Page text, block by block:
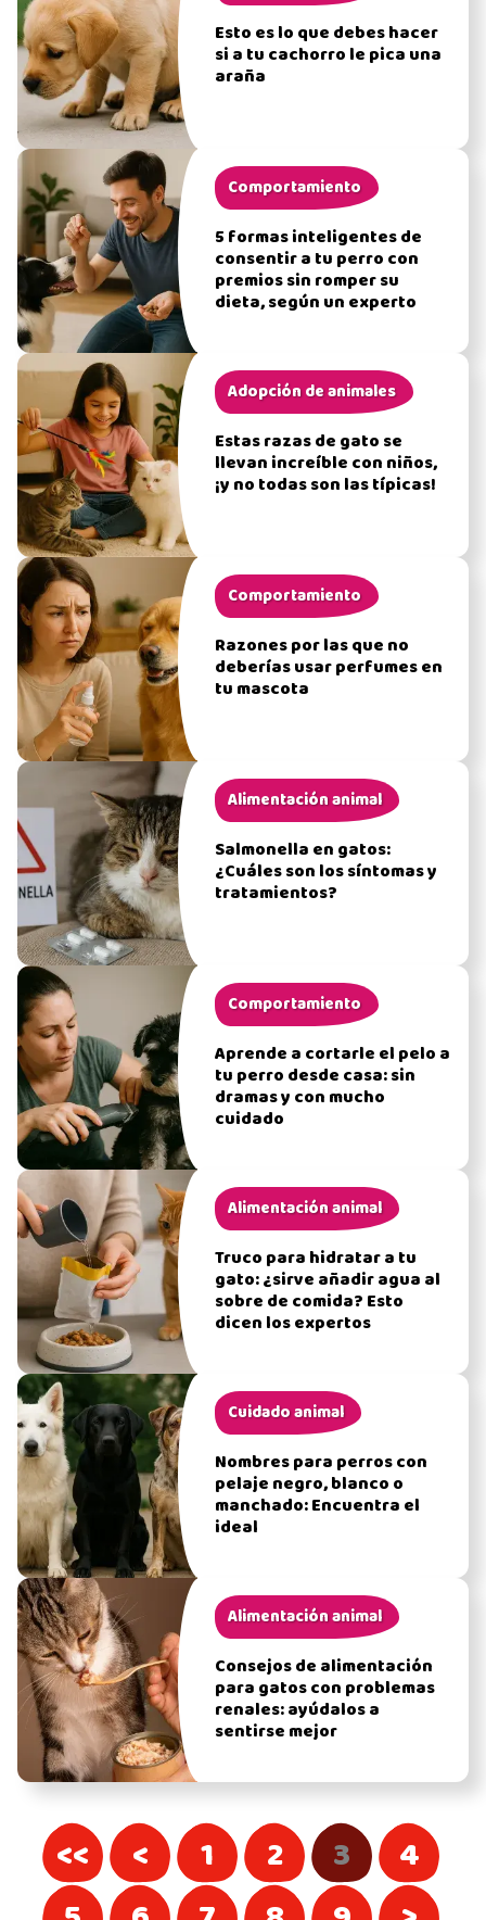
Esto es lo que debes hacer
si a tu cachorro le pica una
araña
Comportamiento
5 formas inteligentes de
consentir a tu perro con
premios sin romper su
dieta, según un experto
Adopción de animales
Estas razas de gato se
llevan increíble con niños,
¡y no todas son las típicas!
Comportamiento
Razones por las que no
deberías usar perfumes en
tu mascota
Alimentación animal
Salmonella en gatos:
¿Cuáles son los síntomas y
tratamientos?
Comportamiento
Aprende a cortarle el pelo a
tu perro desde casa: sin
dramas y con mucho
cuidado
Alimentación animal
Truco para hidratar a tu
gato: ¿sirve añadir agua al
sobre de comida? Esto
dicen los expertos
Cuidado animal
Nombres para perros con
pelaje negro, blanco o
manchado: Encuentra el
ideal
Alimentación animal
Consejos de alimentación
para gatos con problemas
renales: ayúdalos a
sentirse mejor
<< < 1 2 3
4